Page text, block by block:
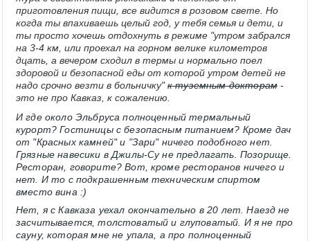
приготовления пищи, все видится в розовом свете. Но
когда ты впахиваешь целый год, у тебя семья и дети, и
ты просто хочешь отдохнуть в режиме "утром забрался
на 3-4 км, или проехал на горном велике километров
дцать, а вечером cxодил в термы и нормально поел
здоровой и безопасной еды от которой утром детей не
надо срочно везти в больничку" к туземным докторам -
это не про Кавказ, к сожалению.
И где около Эльбруса полноценный термальный
курорт? Гостиницы с безопасным питанием? Кроме дач
от "Красных камней" и "Зари" ничего подобного нет.
Грязные навесики в Джилы-Су не предлагать. Позорище.
Ресторан, говорите? Вот, кроме ресторанов ничего и
нет. И то с подкрашенным техническим спиртом
вместо вина :)
Нет, я с Кавказа уехал окончательно в 20 лет. Наезд не
засчитывается, толстоватый и глуповатый. И я не про
сауну, которая мне не упала, а про полноценный